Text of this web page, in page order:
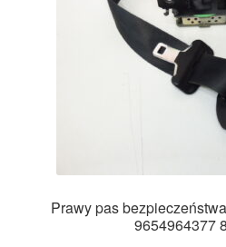
Prawy pas
9654964377